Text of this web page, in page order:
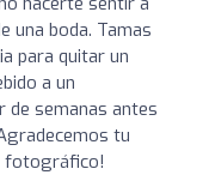
una boda. Tamas
para quitar un
a un
de semanas antes
tu
fotográfico!